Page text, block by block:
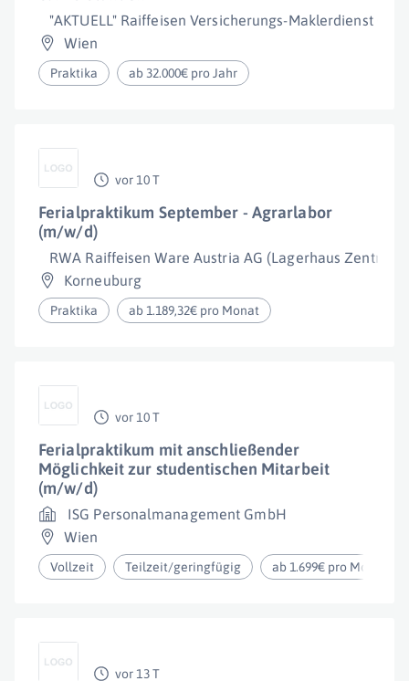
"AKTUELL" Raiffeisen Versicherungs-Maklerdienst
Wien
Praktika ab 32.000€ pro Jahr
vor 10 T
Ferialpraktikum September - Agrarlabor
(m/w/d)
RWA Raiffeisen Ware Austria AG (Lagerhaus Zentrale)
Korneuburg
Praktika ab 1.189,32€ pro Monat
vor 10 T
Ferialpraktikum mit anschließender
Möglichkeit zur studentischen Mitarbeit
(m/w/d)
ISG Personalmanagement GmbH
Wien
Vollzeit Teilzeit/geringfügig ab 1.699€ pro Monat
vor 13 T